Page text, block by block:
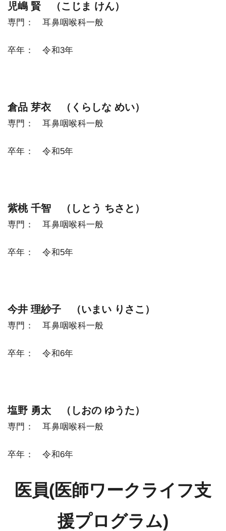
児嶋 賢 （こじま けん）
専門： 耳鼻咽喉科一般
卒年： 令和3年
倉品 芽衣 （くらしな めい）
専門： 耳鼻咽喉科一般
卒年： 令和5年
紫桃 千智 （しとう ちさと）
専門： 耳鼻咽喉科一般
卒年： 令和5年
今井 理紗子 （いまい りさこ）
専門： 耳鼻咽喉科一般
卒年： 令和6年
塩野 勇太 （しおの ゆうた）
専門： 耳鼻咽喉科一般
卒年： 令和6年
医員(医師ワークライフ支
援プログラム)